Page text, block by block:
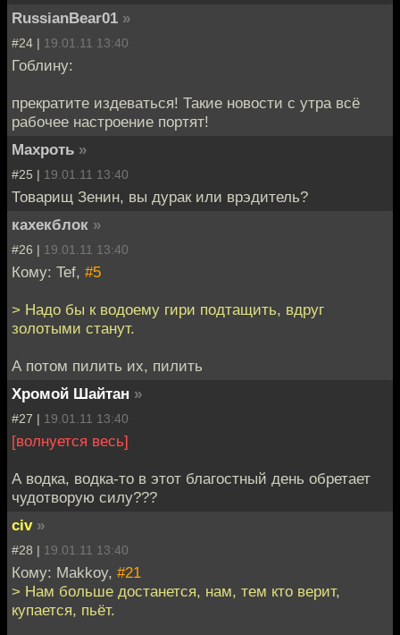
RussianBear01 »
#24 | 19.01.11 13:40
Гоблину:
прекратите издеваться! Такие новости с утра всё
рабочее настроение портят!
Махроть »
#25 | 19.01.11 13:40
Товарищ Зенин, вы дурак или врэдитель?
кахекблок »
#26 | 19.01.11 13:40
Кому: Tef, #5
> Надо бы к водоему гири подтащить, вдруг
золотыми станут.
А потом пилить их, пилить
Хромой Шайтан »
#27 | 19.01.11 13:40
[волнуется весь]
А водка, водка-то в этот благостный день обретает
чудотворую силу???
civ »
#28 | 19.01.11 13:40
Кому: Makkoy, #21
> Нам больше достанется, нам, тем кто верит,
купается, пьёт.